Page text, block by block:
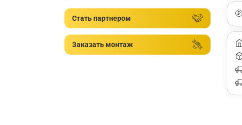
Стать партнером
Заказать монтаж